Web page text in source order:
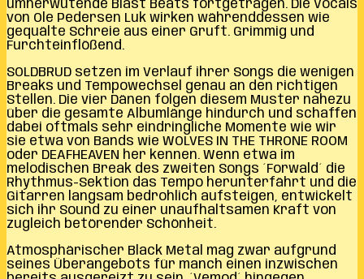
umherwütende Blast Beats fortgetragen. Die Vocals
von Ole Pedersen Luk wirken währenddessen wie
gequälte Schreie aus einer Gruft. Grimmig und
Furchteinflößend.
SOLDBRUD setzen im Verlauf ihrer Songs die wenigen
Breaks und Tempowechsel genau an den richtigen
Stellen. Die vier Dänen folgen diesem Muster nahezu
über die gesamte Albumlänge hindurch und schaffen
dabei oftmals sehr eindringliche Momente wie wir
sie etwa von Bands wie WOLVES IN THE THRONE ROOM
oder DEAFHEAVEN her kennen. Wenn etwa im
melodischen Break des zweiten Songs ´Forwald´ die
Rhythmus-Sektion das Tempo herunterfährt und die
Gitarren langsam bedrohlich aufsteigen, entwickelt
sich ihr Sound zu einer unaufhaltsamen Kraft von
zugleich betörender Schönheit.
Atmosphärischer Black Metal mag zwar aufgrund
seines Überangebots für manch einen inzwischen